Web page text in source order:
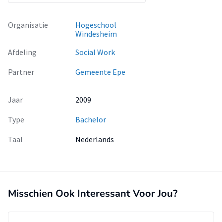
Organisatie
Hogeschool
Windesheim
Afdeling
Social Work
Partner
Gemeente Epe
Jaar
2009
Type
Bachelor
Taal
Nederlands
Misschien Ook Interessant Voor Jou?